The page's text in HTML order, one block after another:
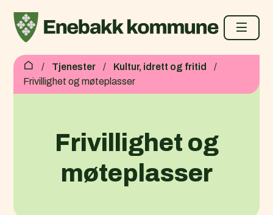
Du er her:Tjenester
Kultur, idrett og fritid
Frivillighet og møteplasser
Frivillighet og
møteplasser